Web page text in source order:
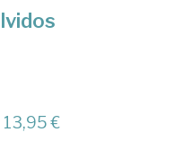
13,95 €